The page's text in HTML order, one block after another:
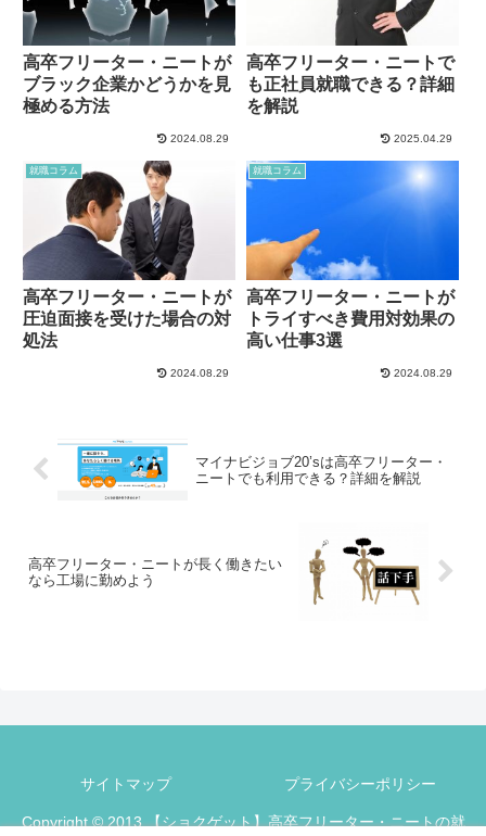
高卒フリーター・ニートが
ブラック企業かどうかを見
極める方法
2024.08.29
高卒フリーター・ニートで
も正社員就職できる？詳細
を解説
2025.04.29
就職コラム
高卒フリーター・ニートが
圧迫面接を受けた場合の対
処法
2024.08.29
就職コラム
高卒フリーター・ニートが
トライすべき費用対効果の
高い仕事3選
2024.08.29
マイナビジョブ20’sは高卒フリーター・
ニートでも利用できる？詳細を解説
高卒フリーター・ニートが長く働きたい
なら工場に勤めよう
サイトマップ プライバシーポリシー
Copyright © 2013 【ショクゲット】高卒フリーター・ニートの就